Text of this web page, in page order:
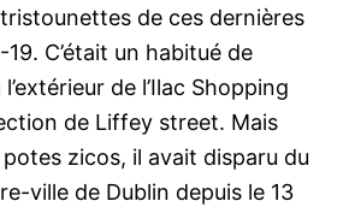
de ces dernières
19. C’était un habitué de
de l’Ilac Shopping
de Liffey street. Mais
zicos, il avait disparu du
ville de Dublin depuis le 13